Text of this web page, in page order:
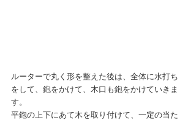
ルーターで丸く形を整えた後は、全体に水打ち
をして、鉋をかけて、木口も鉋をかけていきま
す。
平鉋の上下にあて木を取り付けて、一定の当た